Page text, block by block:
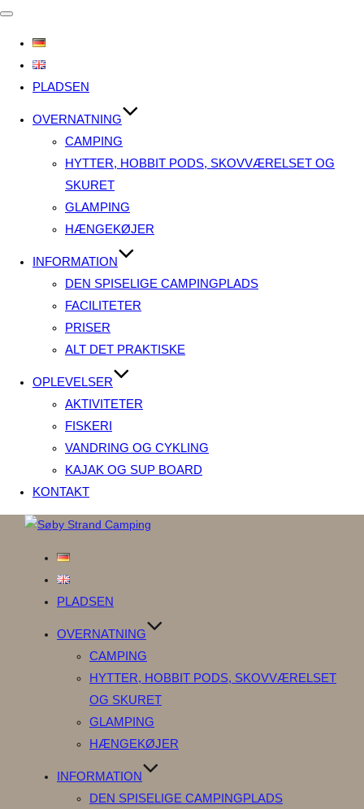
Slå
til/fra
PLADSEN
OVERNATNING
CAMPING
HYTTER, HOBBIT PODS, SKOVVÆRELSET OG
SKURET
GLAMPING
HÆNGEKØJER
INFORMATION
DEN SPISELIGE CAMPINGPLADS
FACILITETER
PRISER
ALT DET PRAKTISKE
OPLEVELSER
AKTIVITETER
FISKERI
VANDRING OG CYKLING
KAJAK OG SUP BOARD
KONTAKT
Videre
PLADSEN
OVERNATNING
CAMPING
HYTTER, HOBBIT PODS, SKOVVÆRELSET
OG SKURET
GLAMPING
HÆNGEKØJER
INFORMATION
DEN SPISELIGE CAMPINGPLADS